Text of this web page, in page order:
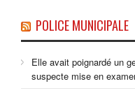
POLICE MUNICIPALE
Elle avait poignardé un
suspecte mise en